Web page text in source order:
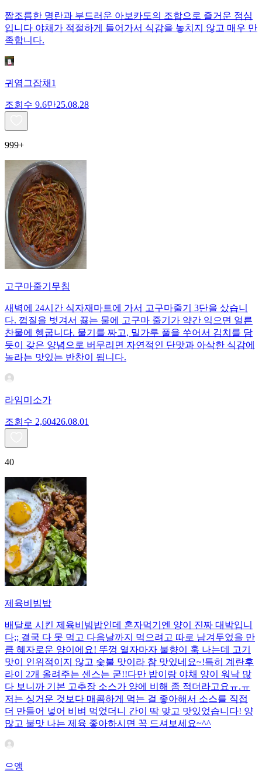
짭조름한 명란과 부드러운 아보카도의 조합으로 즐거운 점심
입니다 야채가 적절하게 들어가서 식감을 놓치지 않고 매우 만
족합니다.
귀염그잡채1
조회수 9.6만25.08.28
999+
고구마줄기무침
새벽에 24시간 식자재마트에 가서 고구마줄기 3단을 샀습니
다. 껍질을 벗겨서 끓는 물에 고구마 줄기가 약간 익으면 얼른
찬물에 헹굽니다. 물기를 짜고, 밀가루 풀을 쑤어서 김치를 담
듯이 갖은 양념으로 버무리면 자연적인 단맛과 아삭한 식감에
놀라는 맛있는 반찬이 됩니다.
라임미소가
조회수 2,60426.08.01
40
제육비빔밥
배달로 시킨 제육비빔밥인데 혼자먹기엔 양이 진짜 대박입니
다;; 결국 다 못 먹고 다음날까지 먹으려고 따로 남겨두었을 만
큼 혜자로운 양이에요! 뚜껑 열자마자 불향이 훅 나는데 고기
맛이 인위적이지 않고 숯불 맛이라 참 맛있네요~!특히 계란후
라이 2개 올려주는 센스는 굳!! ​다만 밥이랑 야채 양이 워낙 많
다 보니까 기본 고추장 소스가 양에 비해 좀 적더라고요ㅠ.ㅠ
저는 싱거운 것보다 매콤하게 먹는 걸 좋아해서 소스를 직접
더 만들어 넣어 비벼 먹었더니 간이 딱 맞고 맛있었습니다! 양
많고 불맛 나는 제육 좋아하시면 꼭 드셔보세요~^^
으앵